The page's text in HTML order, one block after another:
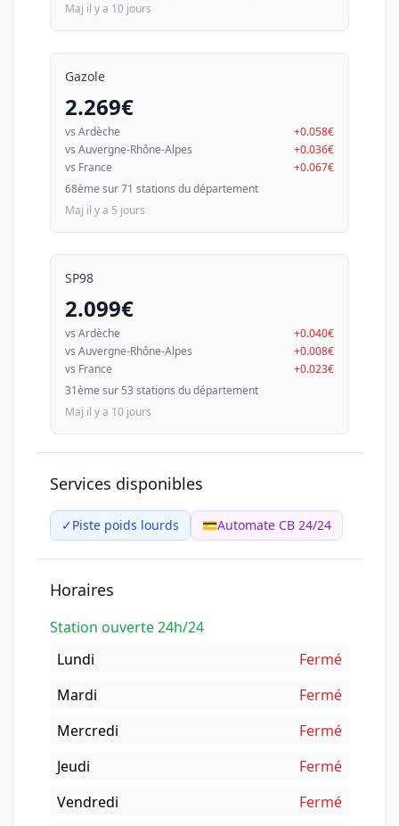
Maj il y a 10 jours
Gazole
2.269€
vs Ardèche
+0.058€
vs Auvergne-Rhône-Alpes
+0.036€
vs France
+0.067€
68ème sur 71 stations du département
Maj il y a 5 jours
SP98
2.099€
vs Ardèche
+0.040€
vs Auvergne-Rhône-Alpes
+0.008€
vs France
+0.023€
31ème sur 53 stations du département
Maj il y a 10 jours
Services disponibles
✓Piste poids lourds 💳Automate CB 24/24
Horaires
Station ouverte 24h/24
Lundi
Fermé
Mardi
Fermé
Mercredi
Fermé
Jeudi
Fermé
Vendredi
Fermé